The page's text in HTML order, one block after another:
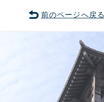
前のページへ戻る